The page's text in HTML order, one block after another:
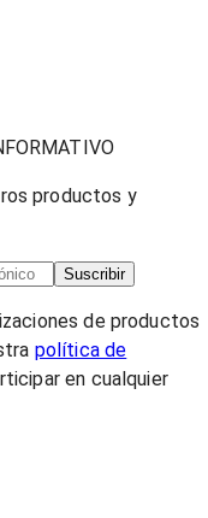
productos y
Suscribir
de productos
política de
en cualquier